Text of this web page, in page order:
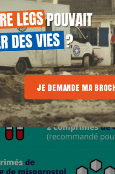
MA BROCHURE D'INFORMATION
JE DEMANDE MA